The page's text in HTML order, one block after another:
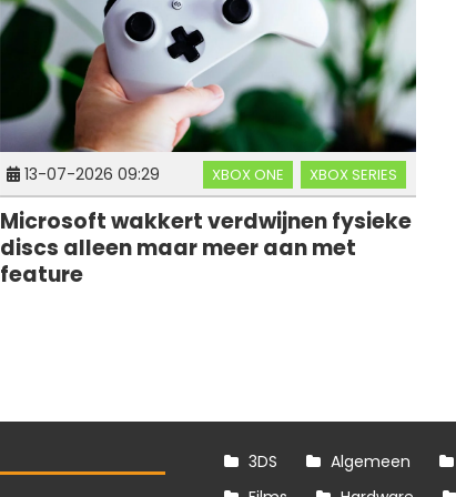
13-07-2026 09:29 XBOX ONE XBOX SERIES
Microsoft wakkert verdwijnen fysieke
discs alleen maar meer aan met
feature
3DS Algemeen